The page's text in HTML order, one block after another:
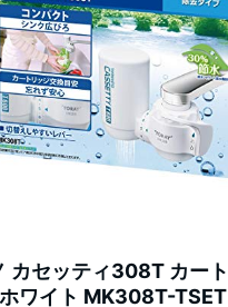
カセッティ308T カート
ワイト MK308T-TSET